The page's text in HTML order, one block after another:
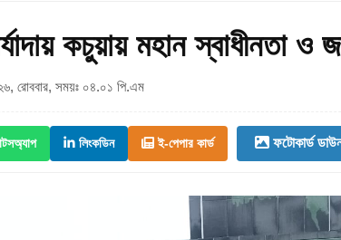
কচুয়ায় মহান স্বাধীনতা ও
রোববার, সময়ঃ ০৪.০১ পি.এম
লিংকডিন ই-পেপার কার্ড ফটোকার্ড